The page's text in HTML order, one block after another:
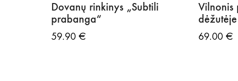
Dovanų rinkinys „Subtili
prabanga“
59.90 €
Vilnonis
dėžutėje
69.00 €